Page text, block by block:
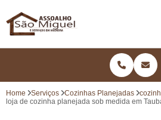
Home Serviços Cozinhas Planejadas
loja de cozinha planejada sob medida em